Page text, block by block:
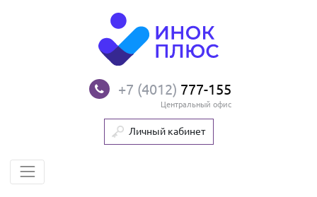
+7 (4012) 777-155
Центральный офис
Личный кабинет